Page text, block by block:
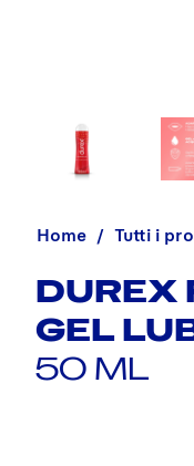
Home Tutti i
DUREX
GEL
50 ML